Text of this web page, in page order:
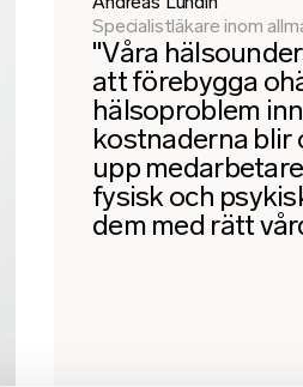
Specialistläkare inom
"Våra
att förebygga
hälsoproblem
kostnaderna blir
upp
fysisk och
dem med rätt